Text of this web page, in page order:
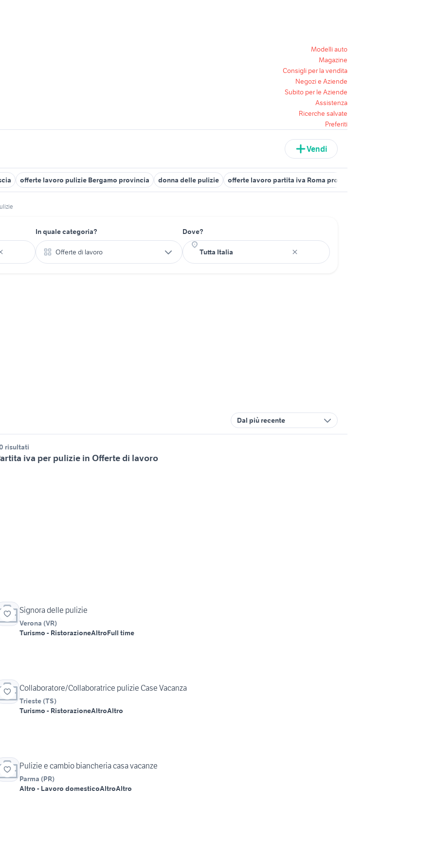
Modelli auto
Magazine
Consigli per la vendita
Negozi e Aziende
Subito per le Aziende
Assistenza
Ricerche salvate
Preferiti
Vendi
offerte lavoro pulizie Bergamo provincia donna delle pulizie offerte lavoro partita iva Roma provincia
In quale categoria?
Offerte di lavoro
Dove?
Dal più recente
risultati
iva per pulizie in Offerte di lavoro
Signora delle pulizie
Verona (VR)
Turismo - RistorazioneAltroFull time
Collaboratore/Collaboratrice pulizie Case Vacanza
Trieste (TS)
Turismo - RistorazioneAltroAltro
Pulizie e cambio biancheria casa vacanze
Parma (PR)
Altro - Lavoro domesticoAltroAltro